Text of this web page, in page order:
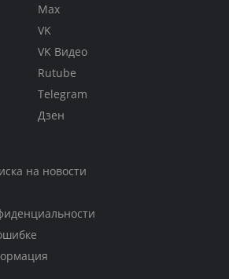
Max
VK
VK Видео
Rutube
Telegram
Дзен
на новости